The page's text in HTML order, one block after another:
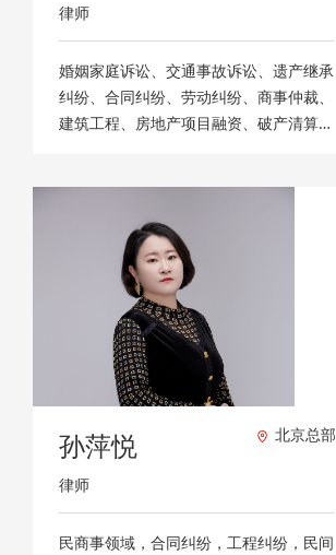
律师
婚姻家庭诉讼、交通事故诉讼、遗产继承
纠纷、合同纠纷、劳动纠纷、商事仲裁、
建筑工程、房地产项目融资、破产清算、
孙萍悦
律师
北京总部
民商事领域，合同纠纷，工程纠纷，民间